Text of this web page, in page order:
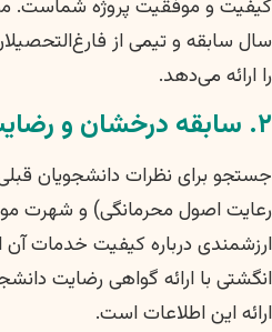
کیفیت و موفقیت پروژه شماست.
سال سابقه و تیمی از
را ارائه می‌دهد.
۲. سابقه درخشان و رضایت مشتریان
جستجو برای نظرات دانشجویان
رعایت اصول محرمانگی) و شهرت
ارزشمندی درباره کیفیت خدمات
انگشتی با ارائه گواهی رضایت
ارائه این اطلاعات است.